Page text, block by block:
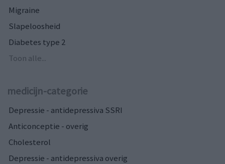
Migraine
Slapeloosheid
Diabetes type 2
Toon alle...
medicijn-categorie
Depressie - antidepressiva SSRI
Anticonceptie - overig
Cholesterol
Depressie - antidepressiva overig